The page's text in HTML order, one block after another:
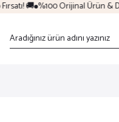
🚚 %100 Orijinal Ürün &